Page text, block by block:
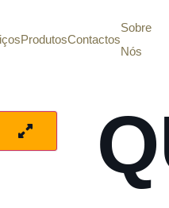
ProdutosContactos
Sobre
Nós